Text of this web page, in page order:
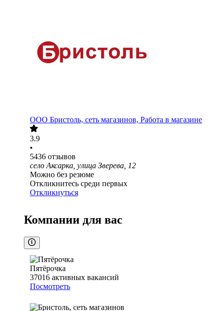
ООО Бристоль, сеть магазинов, Работа в магазине
3.9
•
5436 отзывов
село Аксарка, улица Зверева, 12
Можно без резюме
Откликнитесь среди первых
Откликнуться
Компании для вас
Пятёрочка
37016 активных вакансий
Посмотреть